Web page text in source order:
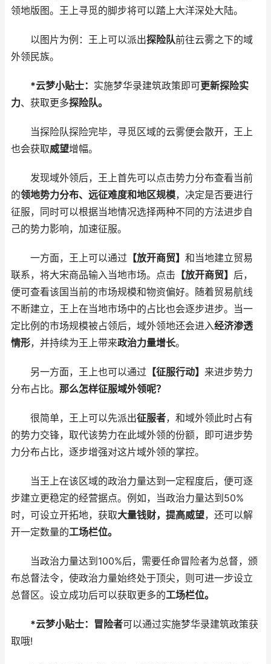
领地版图。王上寻觅的脚步将可以踏上大洋深处大陆。
以图片为例：王上可以派出探险队前往云雾之下的域
外领民族。
*云梦小贴士： 实施梦华录建筑政策即可更新探险实
力、获取更多探险队。
当探险队探险完毕，寻觅区域的云雾便会散开，王上
也会获取威望增幅。
发现域外领后，王上首先可以点击势力分布查看当前
的领地势力分布、远征难度和地区规模，决定是否要进行
征服，同时可以根据当地情况选择两种不同的方法进步自
己的势力影响，加速征服。
一方面，王上可以通过 【放开商贸】 和当地建立贸易
联系，将大宋商品输入当地市场。点击 【放开商贸】 后，
便可查看该国当前的市场规模和物资偏好。随着贸易航线
不断建立，王上在当地市场中的占比也会逐步进步。当一
定比例的市场规模被占领后，域外领地还会进入经济渗透
情形，并持续为王上带来政治力量增长。
另一方面，王上也可以通过 【征服行动】 来进步势力
分布占比。 那么怎样征服域外领呢？
很简单，王上可以先派出征服者，和域外领此时占有
的势力交锋，取代该势力在此域外领的份额，即可进步势
力分布占比，逐步增强对这片域外领的掌控。
当王上在该区域的政治力量达到一定程度后，便可逐
步建立更稳定的经营据点。例如，当政治力量达到50%
时，可设立开拓地，获取大量钱财，提高威望，还可以解
开一定数量的工场栏位。
当政治力量达到100%后，需要任命冒险者为总督，颁
布总督法令，使政治力量始终处于顶尖，则可进一步设立
总督区。设立成功后可以获取更多的工场栏位。
*云梦小贴士：冒险者可以通过实施梦华录建筑政策获
取哦!